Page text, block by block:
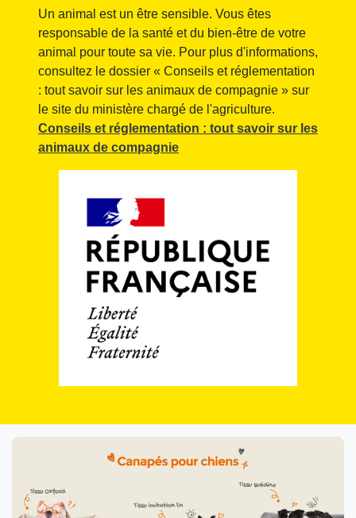
Un animal est un être sensible. Vous êtes
responsable de la santé et du bien-être de votre
animal pour toute sa vie. Pour plus d'informations,
consultez le dossier « Conseils et réglementation
: tout savoir sur les animaux de compagnie » sur
le site du ministère chargé de l'agriculture.
Conseils et réglementation : tout savoir sur les
animaux de compagnie